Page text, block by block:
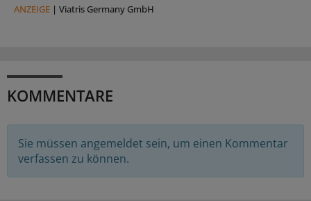
ANZEIGE | Viatris Germany GmbH
KOMMENTARE
Sie müssen angemeldet sein, um einen Kommentar
verfassen zu können.